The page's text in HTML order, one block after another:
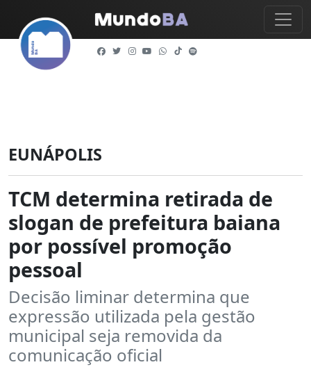
EUNÁPOLIS
TCM determina retirada de
slogan de prefeitura baiana
por possível promoção
pessoal
Decisão liminar determina que
expressão utilizada pela gestão
municipal seja removida da
comunicação oficial